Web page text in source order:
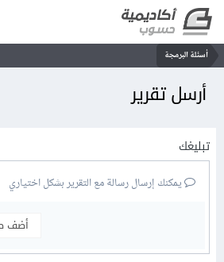
أسئلة البرمجة
أرسل تقرير
تبليغك
يمكنك إرسال رسالة مع التقرير بشكل اختياري
أضف